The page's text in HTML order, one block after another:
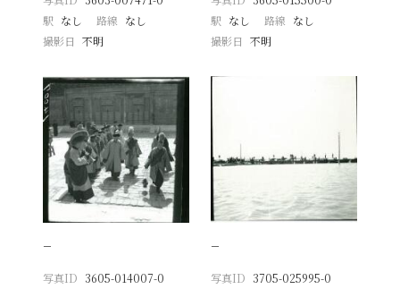
駅 なし 路線 なし
撮影日
不明
駅 なし 路線 なし
撮影日 不明
−
写真ID 3605-014007-0
−
写真ID 3705-025995-0